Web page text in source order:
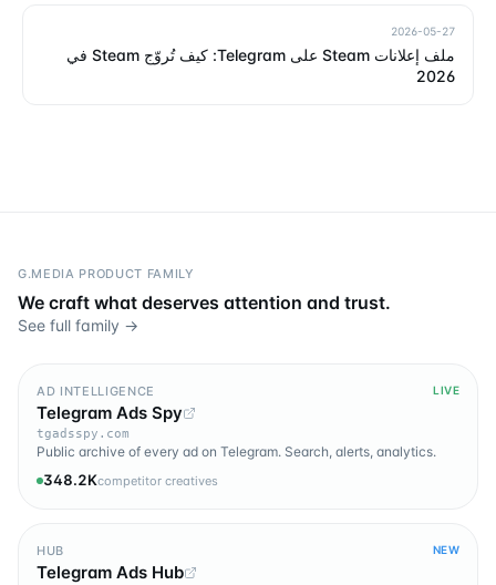
2026-05-27
ملف إعلانات Steam على Telegram: كيف تُروّج Steam في
2026
G.MEDIA PRODUCT FAMILY
We craft what deserves attention and trust.
See full family →
AD INTELLIGENCE LIVE
Telegram Ads Spy
tgadsspy.com
Public archive of every ad on Telegram. Search, alerts, analytics.
348.2Kcompetitor creatives
HUB NEW
Telegram Ads Hub